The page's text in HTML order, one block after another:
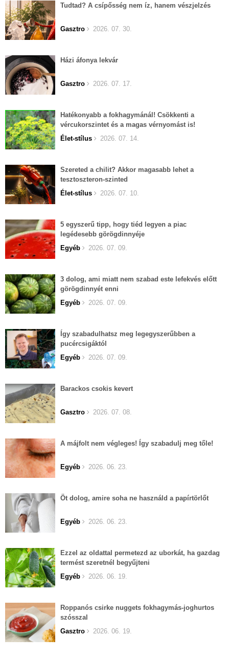
Tudtad? A csípősség nem íz, hanem vészjelzés
Gasztro 2026. 07. 30.
Házi áfonya lekvár
Gasztro 2026. 07. 17.
Hatékonyabb a fokhagymánál! Csökkenti a
vércukorszintet és a magas vérnyomást is!
Élet-stílus
2026. 07. 14.
Szereted a chilit? Akkor magasabb lehet a
tesztoszteron-szinted
Élet-stílus
2026. 07. 10.
5 egyszerű tipp, hogy tiéd legyen a piac
legédesebb görögdinnyéje
Egyéb
2026. 07. 09.
3 dolog, ami miatt nem szabad este lefekvés előtt
görögdinnyét enni
Egyéb
2026. 07. 09.
Így szabadulhatsz meg legegyszerűbben a
pucércsigáktól
Egyéb
2026. 07. 09.
Barackos csokis kevert
Gasztro 2026. 07. 08.
A májfolt nem végleges! Így szabadulj meg tőle!
Egyéb 2026. 06. 23.
Öt dolog, amire soha ne használd a papírtörlőt
Egyéb 2026. 06. 23.
Ezzel az oldattal permetezd az uborkát, ha gazdag
termést szeretnél begyűjteni
Egyéb
2026. 06. 19.
Roppanós csirke nuggets fokhagymás-joghurtos
szósszal
Gasztro
2026. 06. 19.